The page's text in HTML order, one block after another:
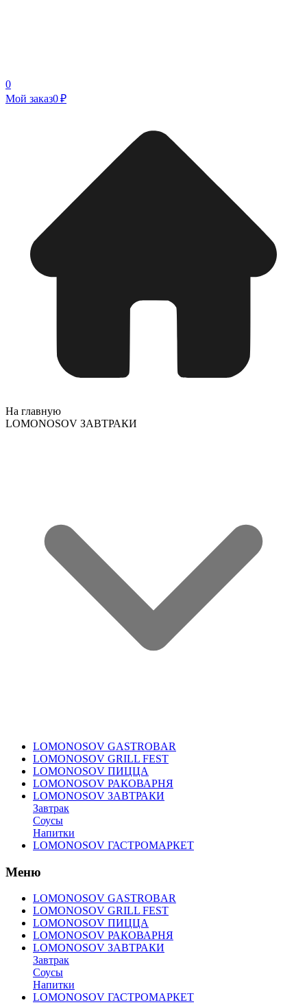
0
Мой заказ0 ₽
На главную
LOMONOSOV ЗАВТРАКИ
LOMONOSOV GASTROBAR
LOMONOSOV GRILL FEST
LOMONOSOV ПИЦЦА
LOMONOSOV РАКОВАРНЯ
LOMONOSOV ЗАВТРАКИ
Завтрак
Соусы
Напитки
LOMONOSOV ГАСТРОМАРКЕТ
Меню
LOMONOSOV GASTROBAR
LOMONOSOV GRILL FEST
LOMONOSOV ПИЦЦА
LOMONOSOV РАКОВАРНЯ
LOMONOSOV ЗАВТРАКИ
Завтрак
Соусы
Напитки
LOMONOSOV ГАСТРОМАРКЕТ